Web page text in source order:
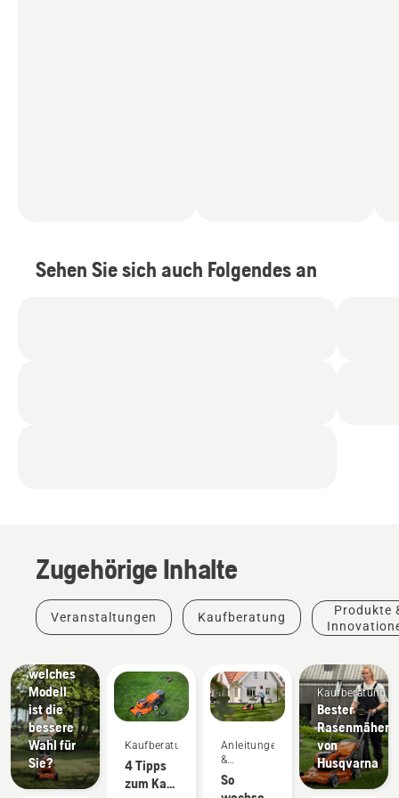
Sehen Sie sich auch Folgendes an
Zugehörige Inhalte
Veranstaltungen Kaufberatung
Produkte
im
Vergleich
zu
Benzin-
Rasenmähern
welches
Modell
ist die
bessere
Wahl für
Sie?
Kaufberatung
4 Tipps
zum Kauf
Anleitungen
&
Leitfäden
So
Kaufberatung
Bester
Rasenmäher
von
Husqvarna